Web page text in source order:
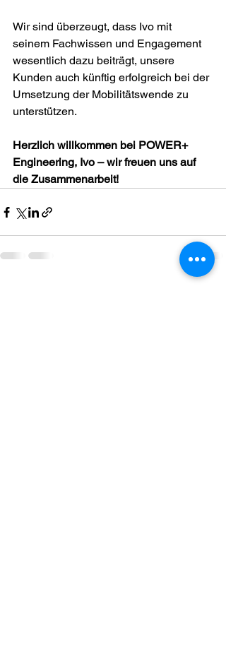
Wir sind überzeugt, dass Ivo mit
seinem Fachwissen und Engagement
wesentlich dazu beiträgt, unsere
Kunden auch künftig erfolgreich bei der
Umsetzung der Mobilitätswende zu
unterstützen.
Herzlich willkommen bei POWER+
Engineering, Ivo – wir freuen uns auf
die Zusammenarbeit!